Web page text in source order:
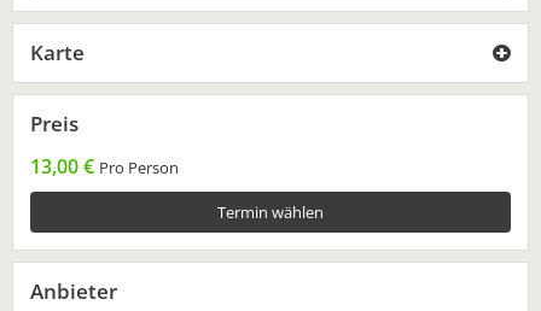
Karte
Preis
13,00 € Pro Person
Termin wählen
Anbieter